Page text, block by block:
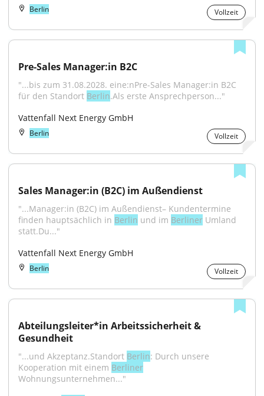
Berlin Vollzeit
Pre-Sales Manager:in B2C
"...bis zum 31.08.2028. eine:nPre-Sales Manager:in B2C
für den Standort Berlin.Als erste Ansprechperson..."
Vattenfall Next Energy GmbH
Berlin Vollzeit
Sales Manager:in (B2C) im Außendienst
"...Manager:in (B2C) im Außendienst– Kundentermine
finden hauptsächlich in Berlin und im Berliner Umland
statt.Du..."
Vattenfall Next Energy GmbH
Berlin Vollzeit
Abteilungsleiter*in Arbeitssicherheit &
Gesundheit
"...und Akzeptanz.Standort Berlin: Durch unsere
Kooperation mit einem Berliner
Wohnungsunternehmen..."